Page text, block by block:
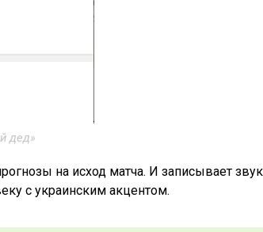
дед»
на исход матча. И записывает
с украинским акцентом.